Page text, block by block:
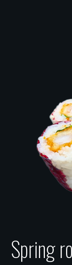
Spring